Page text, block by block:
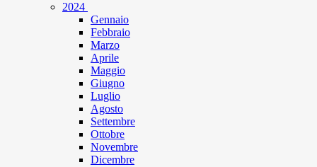
2024
Gennaio
Febbraio
Marzo
Aprile
Maggio
Giugno
Luglio
Agosto
Settembre
Ottobre
Novembre
Dicembre